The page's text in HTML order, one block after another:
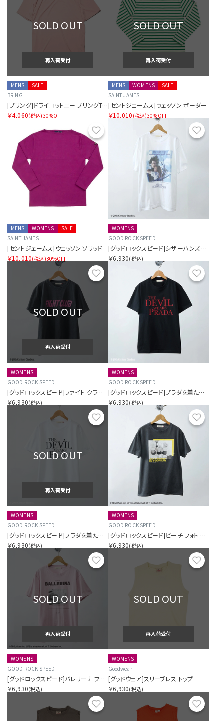
SOLD OUT
再入荷受付
SALE
MENS
BRING
[ブリング]ドライコットニー ブリングTシャツ ベーシック
￥4,060(税込)30%OFF
SOLD OUT
再入荷受付
SALE
MENS
WOMENS
SAINT JAMES
[セントジェームス]ウェッソン ボーダー
￥10,010 (税込)30%OFF
お気に入り
SALE
MENS
WOMENS
SAINT JAMES
[セントジェームス]ウェッソン ソリッド
￥10,010(税込)30%OFF
お気
WOMENS
GOOD ROCK SPEED
[グッドロックスピード]シザーハンズ ティー
￥6,930(税込)
お気に入り
SOLD OUT
再入荷受付
WOMENS
GOOD ROCK SPEED
[グッドロックスピード]ファイト クラブ ティー
￥6,930(税込)
WOMENS
GOOD ROCK SPEED
[グッドロックスピード]プラダを着た悪魔 ティー
￥6,930(税込)
お気に入り
SOLD OUT
再入荷受付
WOMENS
GOOD ROCK SPEED
[グッドロックスピード]プラダを着た悪魔 ティー
￥6,930(税込)
WOMENS
GOOD ROCK SPEED
[グッドロックスピード]ビーチ フォト グラフィック ティー
￥6,930(税込)
お気に入り
SOLD OUT
再入荷受付
WOMENS
GOOD ROCK SPEED
[グッドロックスピード]バレリーナ フォト グラフィック ティー
￥6,930(税込)
SOLD OUT
再入荷受付
WOMENS
Goodwear
[グッドウェア]スリーブレス トップ
￥6,930(税込)
お気に入り